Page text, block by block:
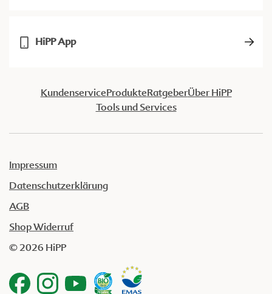
HiPP App
KundenserviceProdukteRatgeberÜber HiPP
Tools und Services
Impressum
Datenschutzerklärung
AGB
Shop Widerruf
© 2026 HiPP